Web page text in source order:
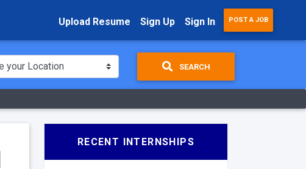
Upload Resume Sign Up Sign In POST A JOB
SEARCH
RECENT INTERNSHIPS